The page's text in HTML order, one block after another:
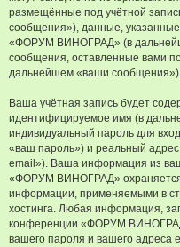
размещённые под учётной
сообщения»), данные,
«ФОРУМ ВИНОГРАД» (в
сообщения, оставленные вами
дальнейшем «ваши
Ваша учётная запись будет
идентифицируемое имя (в
индивидуальный пароль для
«ваш пароль») и реальный
email»). Ваша информация из
«ФОРУМ ВИНОГРАД» охраняется
информации, применяемыми в
хостинга. Любая информация,
конференции «ФОРУМ
вашего пароля и вашего адреса